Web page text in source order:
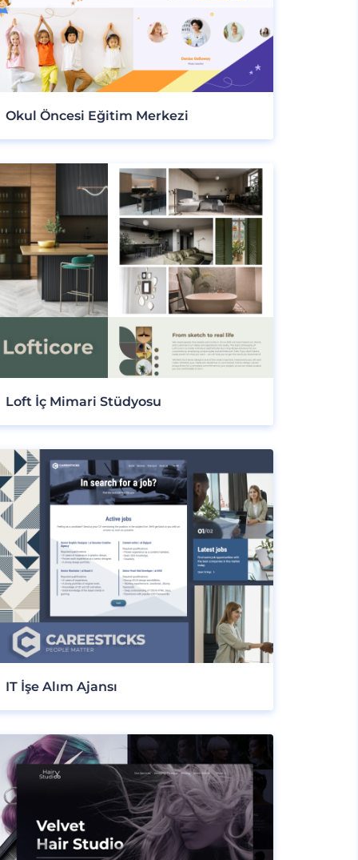
Okul Öncesi Eğitim Merkezi
Loft İç Mimari Stüdyosu
IT İşe Alım Ajansı